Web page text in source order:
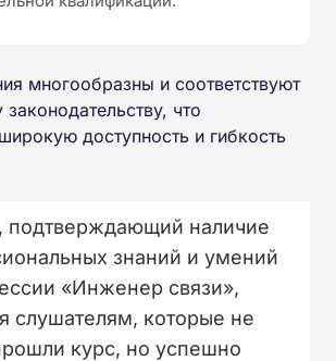
многообразны и соответствуют
что
доступность и гибкость
подтверждающий наличие
знаний и умений
«Инженер связи»,
слушателям, которые не
курс, но успешно